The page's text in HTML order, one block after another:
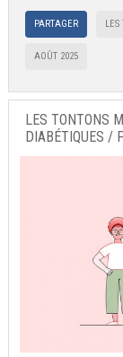
PARTAGER LES
AOÛT 2025
LES TONTONS
DIABÉTIQUES /